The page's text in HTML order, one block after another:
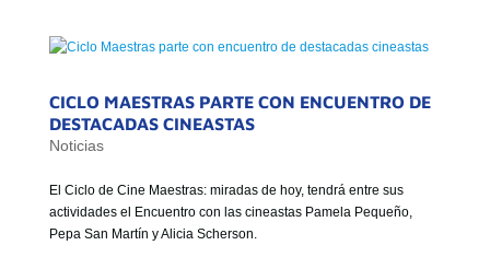
ESTADO DE CHILE
MISIÓN
VISIÓN
CICLO MAESTRAS PARTE CON ENCUENTRO DE
DESTACADAS CINEASTAS
Noticias
El Ciclo de Cine Maestras: miradas de hoy, tendrá entre sus
actividades el Encuentro con las cineastas Pamela Pequeño,
Pepa San Martín y Alicia Scherson.